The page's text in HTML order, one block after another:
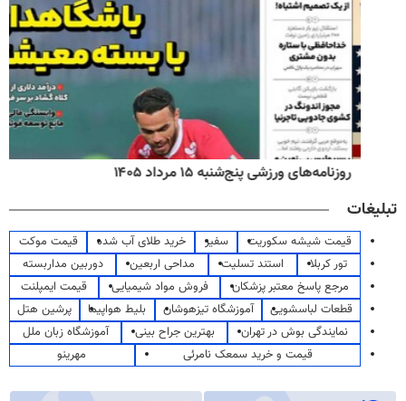
روزنامه‌های ورزشی پنج‌شنبه ۱۵ مرداد ۱۴۰۵
تبلیغات
قیمت شیشه سکوریت سفیر خرید طلای آب شده
قیمت موکت
تور کربلا
استند تسلیت مداحی اربعین
دوربین مداربسته
مرجع پاسخ معتبر پزشکان
فروش مواد شیمیایی
قیمت ایمپلنت
قطعات لباسشویی
آموزشگاه تیزهوشان بلیط هواپیما
پرشین هتل
نمایندگی بوش در تهران
بهترین جراح بینی
آموزشگاه زبان ملل
قیمت و خرید سمعک نامرئی
مهرینو